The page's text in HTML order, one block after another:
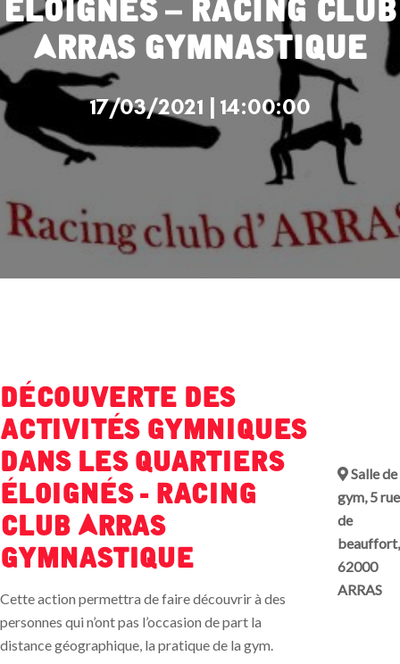
Arras Gymnastique
17/03/2021 | 14:00:00
Découverte des
activités gymniques
dans les quartiers
éloignés - Racing
Club Arras
Gymnastique
Cette action permettra de faire découvrir à des
personnes qui n’ont pas l’occasion de part la
distance géographique, la pratique de la gym.
Salle de
gym, 5 rue
de
beauffort,
62000
ARRAS